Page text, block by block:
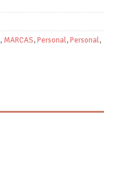
, MARCAS,Personal,Personal,